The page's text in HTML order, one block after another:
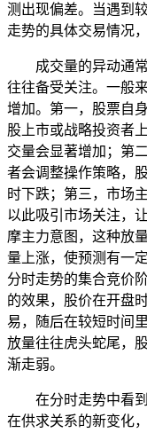
测出现偏差。当遇到
走势的具体交易情况
成交量的异动通
往往备受关注。一般
增加。第一，股票自
股上市或战略投资者
交量会显著增加；第
者会调整操作策略，
时下跌；第三，市场
以此吸引市场关注，
摩主力意图，这种放
量上涨，使预测有一
分时走势的集合竞价
的效果，股价在开盘
易，随后在较短时间
放量往往虎头蛇尾，
渐走弱。
在分时走势中看
在供求关系的新变化